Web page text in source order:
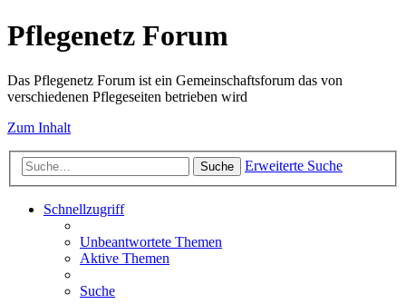
Pflegenetz Forum
Das Pflegenetz Forum ist ein Gemeinschaftsforum das von
verschiedenen Pflegeseiten betrieben wird
Zum Inhalt
Suche Erweiterte Suche
Schnellzugriff
Unbeantwortete Themen
Aktive Themen
Suche